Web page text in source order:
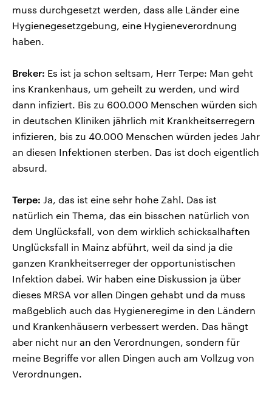
muss durchgesetzt werden, dass alle Länder eine
Hygienegesetzgebung, eine Hygieneverordnung
haben.
Breker: Es ist ja schon seltsam, Herr Terpe: Man geht
ins Krankenhaus, um geheilt zu werden, und wird
dann infiziert. Bis zu 600.000 Menschen würden sich
in deutschen Kliniken jährlich mit Krankheitserregern
infizieren, bis zu 40.000 Menschen würden jedes Jahr
an diesen Infektionen sterben. Das ist doch eigentlich
absurd.
Terpe: Ja, das ist eine sehr hohe Zahl. Das ist
natürlich ein Thema, das ein bisschen natürlich von
dem Unglücksfall, von dem wirklich schicksalhaften
Unglücksfall in Mainz abführt, weil da sind ja die
ganzen Krankheitserreger der opportunistischen
Infektion dabei. Wir haben eine Diskussion ja über
dieses MRSA vor allen Dingen gehabt und da muss
maßgeblich auch das Hygieneregime in den Ländern
und Krankenhäusern verbessert werden. Das hängt
aber nicht nur an den Verordnungen, sondern für
meine Begriffe vor allen Dingen auch am Vollzug von
Verordnungen.